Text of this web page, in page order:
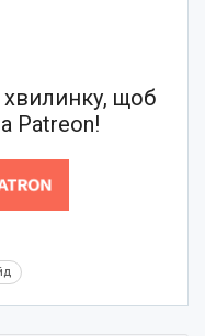
щоб
Patreon!